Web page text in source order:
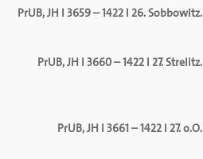
PrUB, JH I 3659 – 1422 I 26. Sobbowitz.
PrUB, JH I 3660 – 1422 I 27. Strelitz.
PrUB, JH I 3661 – 1422 I 27. o.O.